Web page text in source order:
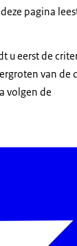
pagina
u eerst de
van de
volgen de